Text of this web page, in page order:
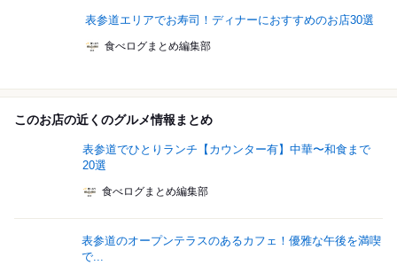
表参道エリアでお寿司！ディナーにおすすめのお店30選
食べログまとめ編集部
このお店の近くのグルメ情報まとめ
表参道でひとりランチ【カウンター有】中華〜和食まで
20選
食べログまとめ編集部
表参道のオープンテラスのあるカフェ！優雅な午後を満喫
で...